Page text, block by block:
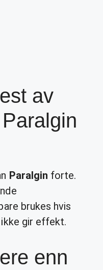
av
Paralgin forte.
brukes hvis
gir effekt.
enn